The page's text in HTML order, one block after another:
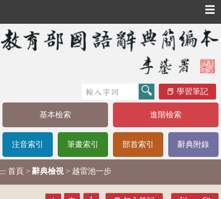
☰
學習筆記
基本檢索 進階檢索
注音索引 筆畫索引 部首索引 辭典附錄
::: 首頁 > 辭典檢視 > 越雷池一步